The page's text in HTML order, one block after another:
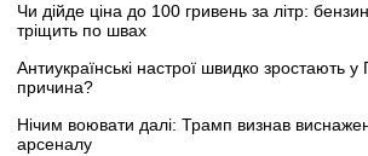
Чи дійде ціна до 100 гривень за літр:
тріщить по швах
Антиукраїнські настрої швидко зростають
причина?
Нічим воювати далі: Трамп визнав
арсеналу